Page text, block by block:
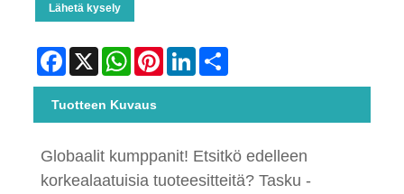
Lähetä kysely
Facebook
X WhatsAppPinterestLinkedIn
Tuotteen Kuvaus
Globaalit kumppanit! Etsitkö edelleen
korkealaatuisia tuoteesitteitä? Tasku -